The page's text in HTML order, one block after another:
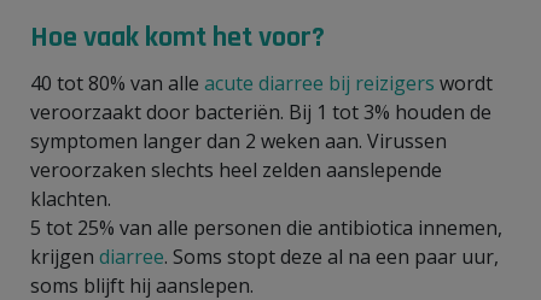
Hoe vaak komt het voor?
40 tot 80% van alle acute diarree bij reizigers wordt
veroorzaakt door bacteriën. Bij 1 tot 3% houden de
symptomen langer dan 2 weken aan. Virussen
veroorzaken slechts heel zelden aanslepende
klachten.
5 tot 25% van alle personen die antibiotica innemen,
krijgen diarree. Soms stopt deze al na een paar uur,
soms blijft hij aanslepen.